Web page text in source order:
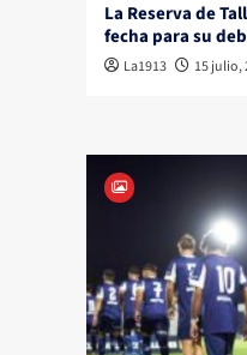
La Reserva de
fecha para su
La1913 15 julio,